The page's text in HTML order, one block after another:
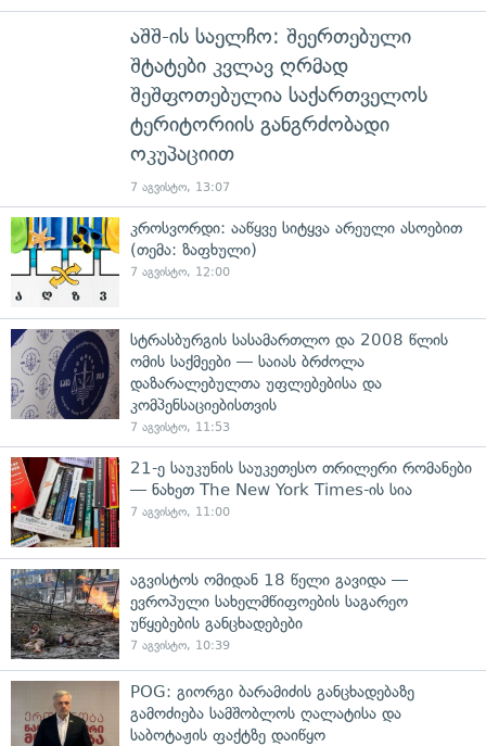
აშშ-ის საელჩო: შეერთებული
შტატები კვლავ ღრმად
შეშფოთებულია საქართველოს
ტერიტორიის განგრძობადი
ოკუპაციით
7 აგვისტო, 13:07
კროსვორდი: ააწყვე სიტყვა არეული ასოებით
(თემა: ზაფხული)
7 აგვისტო, 12:00
სტრასბურგის სასამართლო და 2008 წლის
ომის საქმეები — საიას ბრძოლა
დაზარალებულთა უფლებებისა და
კომპენსაციებისთვის
7 აგვისტო, 11:53
21-ე საუკუნის საუკეთესო თრილერი რომანები
— ნახეთ The New York Times-ის სია
7 აგვისტო, 11:00
აგვისტოს ომიდან 18 წელი გავიდა —
ევროპული სახელმწიფოების საგარეო
უწყებების განცხადებები
7 აგვისტო, 10:39
POG: გიორგი ბარამიძის განცხადებაზე
გამოძიება სამშობლოს ღალატისა და
საბოტაჟის ფაქტზე დაიწყო